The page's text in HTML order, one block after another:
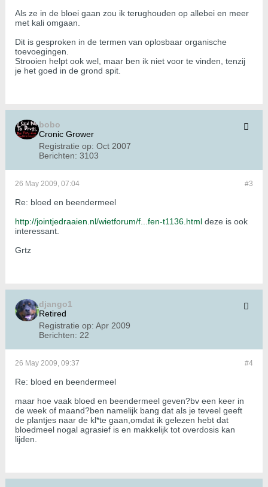
Als ze in de bloei gaan zou ik terughouden op allebei en meer
met kali omgaan.
Dit is gesproken in de termen van oplosbaar organische
toevoegingen.
Strooien helpt ook wel, maar ben ik niet voor te vinden, tenzij
je het goed in de grond spit.
bobo
Cronic Grower
Registratie op: Oct 2007
Berichten: 3103
#3
26 May 2009, 07:04
Re: bloed en beendermeel
http://jointjedraaien.nl/wietforum/f...fen-t1136.html deze is ook
interessant.
Grtz
django1
Retired
Registratie op: Apr 2009
Berichten: 22
#4
26 May 2009, 09:37
Re: bloed en beendermeel
maar hoe vaak bloed en beendermeel geven?bv een keer in
de week of maand?ben namelijk bang dat als je teveel geeft
de plantjes naar de kl*te gaan,omdat ik gelezen hebt dat
bloedmeel nogal agrasief is en makkelijk tot overdosis kan
lijden.